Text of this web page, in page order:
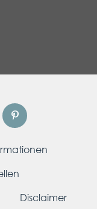
Disclaimer